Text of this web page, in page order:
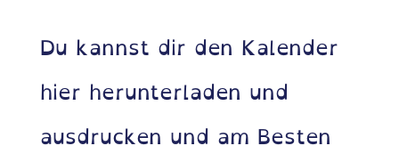
Du kannst dir den Kalender
hier herunterladen und
ausdrucken und am Besten